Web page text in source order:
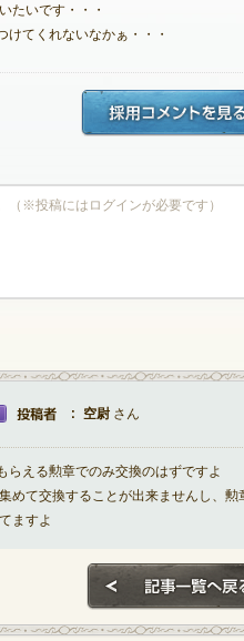
たいです・・・
けてくれないなかぁ・・・
空尉 さん
らえる勲章でのみ交換のはずですよ
めて交換することが出来ませんし、
ますよ